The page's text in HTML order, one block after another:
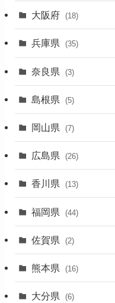
(4)
(17)
(1)
大阪府 (18)
兵庫県 (35)
奈良県 (3)
島根県 (5)
岡山県 (7)
広島県 (26)
香川県 (13)
福岡県 (44)
佐賀県 (2)
熊本県 (16)
大分県 (6)